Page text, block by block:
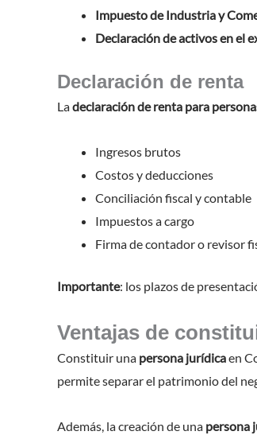
Impuesto de Industria y
Declaración de activos en el
Declaración de renta
Ladeclaración de renta para
Ingresos brutos
Costos y deducciones
Conciliación fiscal y contable
Impuestos a cargo
Firma de contador o revisor
Importante: los plazos de
Ventajas de
Constituir una persona jurídicaen
permite separar el patrimonio del
Además, la creación de una persona